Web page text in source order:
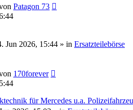
Patagon 73
Jun 2026, 15:44 » in Ersatzteilebörse
170forever
für Mercedes u.a.